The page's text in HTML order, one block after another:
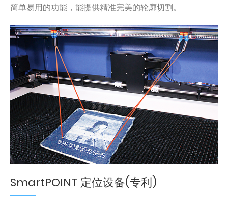
简单易用的功能，能提供精准完美的轮廓切割。
SmartPOINT 定位设备(专利)